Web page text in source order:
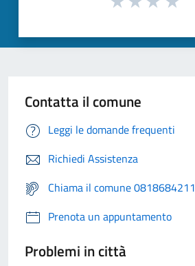
Contatta il comune
Leggi le domande frequenti
Richiedi Assistenza
Chiama il comune 0818684211
Prenota un appuntamento
Problemi in città